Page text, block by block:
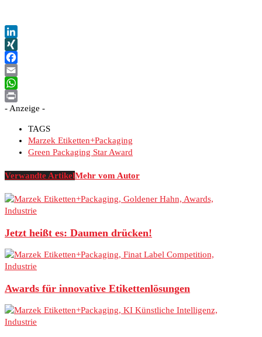
LinkedIn
XING
Facebook
Email
WhatsApp
Print
- Anzeige -
TAGS
Marzek Etiketten+Packaging
Green Packaging Star Award
Verwandte ArtikelMehr vom Autor
Industrie
Jetzt heißt es: Daumen drücken!
Industrie
Awards für innovative Etikettenlösungen
Industrie